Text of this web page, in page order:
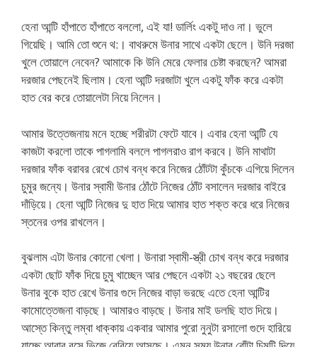
হেনা আন্টি হাঁপাতে হাঁপাতে বললো, এই যা! ডার্লিং একটু দাও না। ভুলে
গিয়েছি। আমি তো শুনে থ:। বাথরুমে উনার সাথে একটা ছেলে। উনি দরজা
খুলে তোয়ালে নেবেন? আমাকে কি উনি মেরে ফেলার চেষ্টা করছেন? আমরা
দরজার পেছনেই ছিলাম। হেনা আন্টি দরজাটা খুলে একটু ফাঁক করে একটা
হাত বের করে তোয়ালেটা নিয়ে নিলেন।
আমার উত্তেজনায় মনে হচ্ছে শরীরটা ফেটে যাবে। এবার হেনা আন্টি যে
কাজটা করলো তাকে পাগলামি বললে পাগলরাও রাগ করবে। উনি মাথাটা
দরজার ফাঁক বরাবর রেখে চোখ বন্ধ করে নিজের ঠোঁটটা কুঁচকে এগিয়ে দিলেন
চুমুর জন্যে। উনার স্বামী উনার ঠোঁটে নিজের ঠোঁট বসালেন দরজার বাইরে
দাঁড়িয়ে। হেনা আন্টি নিজের দু হাত দিয়ে আমার হাত শক্ত করে ধরে নিজের
স্তনের ওপর রাখলেন।
বুঝলাম এটা উনার কোনো খেলা। উনারা স্বামী-স্ত্রী চোখ বন্ধ করে দরজার
একটা ছোট ফাঁক দিয়ে চুমু খাচ্ছেন আর পেছনে একটা ২১ বছরের ছেলে
উনার বুকে হাত রেখে উনার গুদে নিজের বাড়া ভরছে এতে হেনা আন্টির
কামোত্তেজনা বাড়ছে। আমারও বাড়ছে। উনার মাই ডলছি হাত দিয়ে।
আস্তে কিন্তু লম্বা ধাক্কায় একবার আমার পুরো নুনুটা রসালো গুদে হারিয়ে